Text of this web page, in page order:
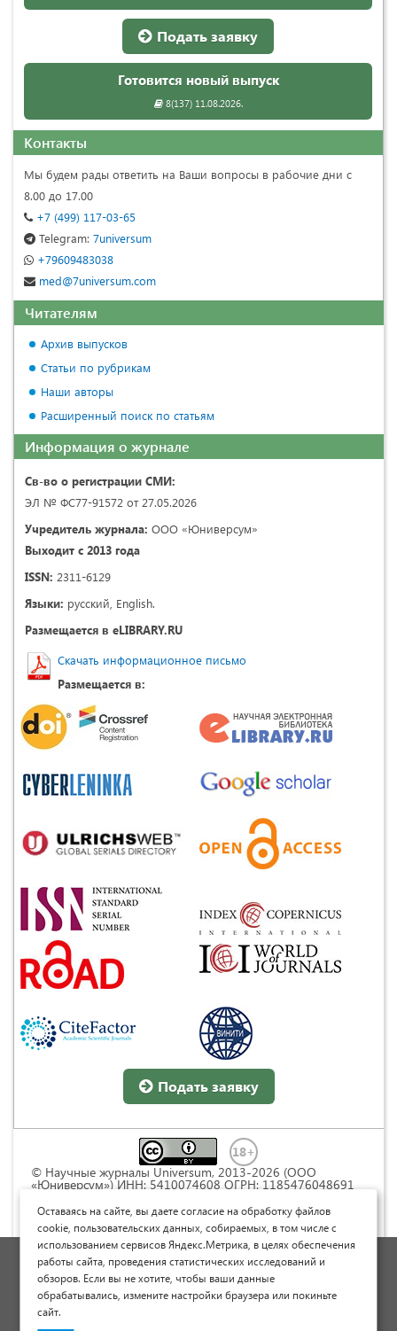
Подать заявку
Готовится новый выпуск
8(137) 11.08.2026.
Контакты
Мы будем рады ответить на Ваши вопросы в рабочие дни с
8.00 до 17.00
+7 (499) 117-03-65
Telegram: 7universum
+79609483038
med@7universum.com
Читателям
Архив выпусков
Статьи по рубрикам
Наши авторы
Расширенный поиск по статьям
Информация о журнале
Св-во о регистрации СМИ:
ЭЛ № ФС77-91572 от 27.05.2026
Учредитель журнала: ООО «Юниверсум»
Выходит с 2013 года
ISSN: 2311-6129
Языки: русский, English.
Размещается в eLIBRARY.RU
Скачать информационное письмо
Размещается в:
Подать заявку
© Научные журналы Universum, 2013-2026 (ООО
«Юниверсум») ИНН: 5410074608 ОГРН: 1185476048691
Commons « Attribution» («Атрибуция») 4.0
Непортированная
Политика обработки персональных данных
Договор оферты
Опубликовать научную статью
Оставаясь на сайте, вы даете согласие на обработку файлов
cookie, пользовательских данных, собираемых, в том числе с
использованием сервисов Яндекс.Метрика, в целях обеспечения
работы сайта, проведения статистических исследований и
обзоров. Если вы не хотите, чтобы ваши данные
обрабатывались, измените настройки браузера или покиньте
сайт.